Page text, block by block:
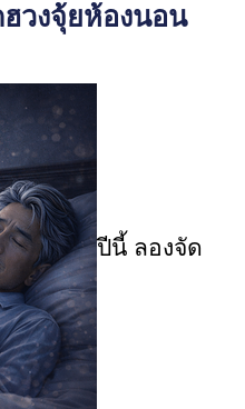
วงจุ้ยห้องนอน
ปีนี้ ลองจัด